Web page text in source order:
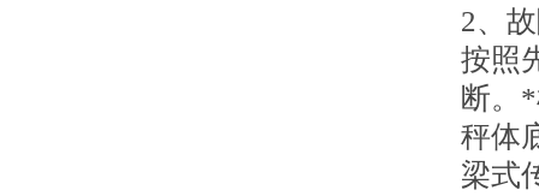
2、
按照
断。
秤体
梁式